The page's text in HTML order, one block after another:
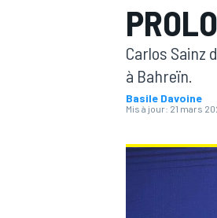
Carlos Sainz
à Bahreïn.
Basile Davoine
Mis à jour: 21 mars